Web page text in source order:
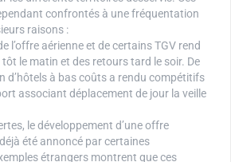
confrontés à une fréquentation
raisons :
l’offre aérienne et de certains TGV rend
le matin et des retours tard le soir. De
d’hôtels à bas coûts a rendu compétitifs
associant déplacement de jour la veille
le développement d’une offre
été annoncé par certaines
étrangers montrent que ces